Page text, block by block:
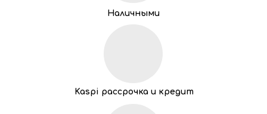
Наличными
Kaspi рассрочка и кредит